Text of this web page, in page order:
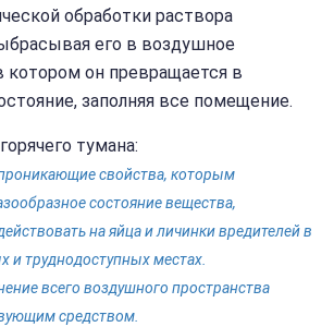
обработки раствора
его в воздушное
котором он превращается в
заполняя все помещение.
тумана:
свойства, которым
состояние вещества,
на яйца и личинки вредителей в
и труднодоступных местах.
всего воздушного пространства
средством.